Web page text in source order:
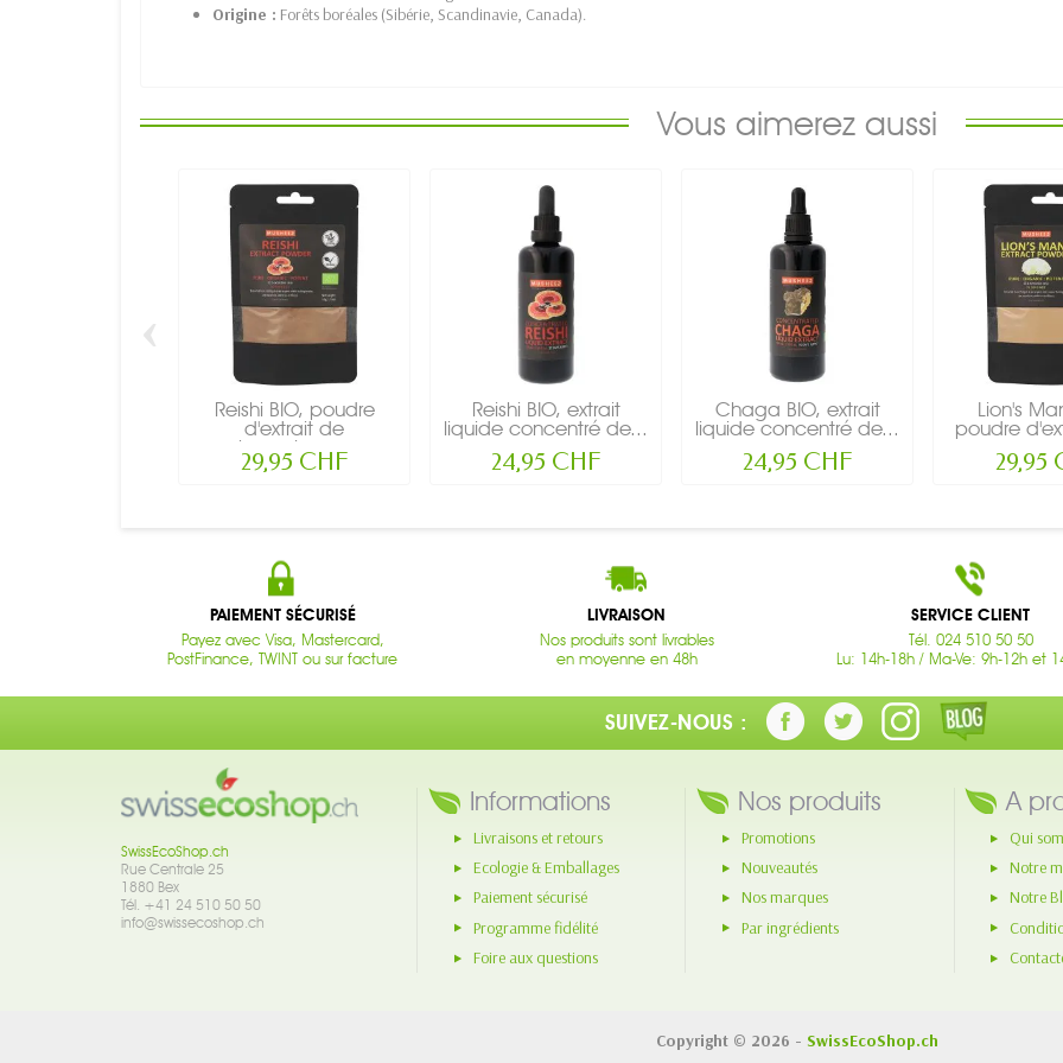
Origine : Forêts boréales (Sibérie, Scandinavie, Canada).
Vous aimerez aussi
Reishi BIO, poudre
d'extrait de
champignon...
29,95 CHF
Reishi BIO, extrait
liquide concentré de...
24,95 CHF
Chaga BIO, extrait
liquide concentré de...
24,95 CHF
Lion's
poudre
29,95
‹
PAIEMENT SÉCURISÉ
Payez avec Visa, Mastercard,
PostFinance, TWINT ou sur facture
LIVRAISON
Nos produits sont livrables
en moyenne en 48h
SERVICE CLIENT
Tél. 024 510 50 50
Lu: 14h-18h / Ma-Ve: 9h-12h et
SUIVEZ-NOUS :
SwissEcoShop.ch
Rue Centrale 25
1880 Bex
Tél. +41 24 510 50 50
info@swissecoshop.ch
Informations
Livraisons et retours
Ecologie & Emballages
Paiement sécurisé
Programme fidélité
Foire aux questions
Nos produits
Promotions
Nouveautés
Nos marques
Par ingrédients
A
Qui
Notre
Notre
Copyright © 2026 - SwissEcoShop.ch